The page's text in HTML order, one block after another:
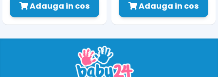
Adauga in cos Adauga in cos